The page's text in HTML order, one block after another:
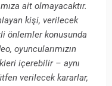
ait olmayacaktır.
kişi, verilecek
önlemler konusunda
oyuncularımızın
içerebilir – aynı
verilecek kararlar,